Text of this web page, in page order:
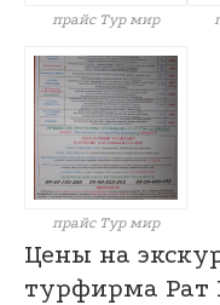
прайс Тур мир
прайс Тур мир
Цены на
турфирма Рат